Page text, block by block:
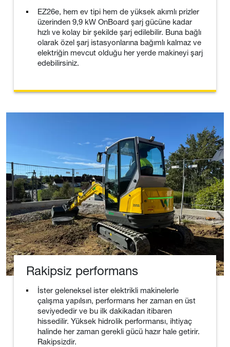
EZ26e, hem ev tipi hem de yüksek akımlı prizler
üzerinden 9,9 kW OnBoard şarj gücüne kadar
hızlı ve kolay bir şekilde şarj edilebilir. Buna bağlı
olarak özel şarj istasyonlarına bağımlı kalmaz ve
elektriğin mevcut olduğu her yerde makineyi şarj
edebilirsiniz.
Rakipsiz performans
İster geleneksel ister elektrikli makinelerle
çalışma yapılsın, performans her zaman en üst
seviyededir ve bu ilk dakikadan itibaren
hissedilir. Yüksek hidrolik performansı, ihtiyaç
halinde her zaman gerekli gücü hazır hale getirir.
Rakipsizdir.